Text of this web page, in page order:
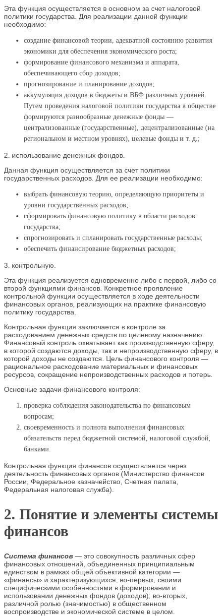
Эта функция осуществляется в основном за счет налоговой
политики государства. Для реализации данной функции
необходимо:
создание финансовой теории, адекватной состоянию развития
экономики для обеспечения экономического роста;
формирование финансового механизма и аппарата,
обеспечивающего сбор доходов;
прогнозирование и планирование доходов;
аккумуляция доходов в бюджеты и ВБФ различных уровней.
Путем проведения налоговой политики государства в обществе
формируются разнообразные денежные фонды —
централизованные (государственные), децентрализованные (на
региональном и местном уровнях), целевые фонды и т. д.;
2. использование денежных фондов.
Данная функция осуществляется за счет политики
государственных расходов. Для ее реализации необходимо:
выбрать финансовую теорию, определяющую приоритеты и
уровни государственных расходов;
сформировать финансовую политику в области расходов
государства;
спрогнозировать и спланировать государственные расходы;
обеспечить финансирование бюджетных расходов;
3. контрольную.
Эта функция реализуется одновременно либо с первой, либо со
второй функциями финансов. Конкретное проявление
контрольной функции осуществляется в ходе деятельности
финансовых органов, реализующих на практике финансовую
политику государства.
Контрольная функция заключается в контроле за
расходованием денежных средств по целевому назначению.
Финансовый контроль охватывает как производственную сферу,
в которой создаются доходы, так и непроизводственную сферу, в
которой доходы не создаются. Цель финансового контроля —
рациональное расходование материальных и финансовых
ресурсов, сокращение непроизводственных расходов и потерь.
Основные задачи финансового контроля:
проверка соблюдения законодательства по финансовым
вопросам;
своевременность и полнота выполнения финансовых
обязательств перед бюджетной системой, налоговой службой,
банками.
Контрольная функция финансов осуществляется через
деятельность финансовых органов (Министерство финансов
России, Федеральное казначейство, Счетная палата,
Федеральная налоговая служба).
2. Понятие и элементы системы
финансов
Система финансов — это совокупность различных сфер
финансовых отношений, объединенных принципиальным
единством в рамках общей объективной категории —
«финансы» и характеризующихся, во-первых, своими
специфическими особенностями в формировании и
использовании денежных фондов (доходов); во-вторых,
различной ролью (значимостью) в общественном
воспроизводстве и экономической системе в целом.